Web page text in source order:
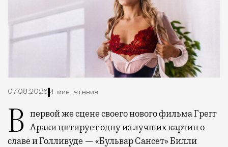
07.08.2026 4 мин. чтения
В первой же сцене своего нового фильма Грегг Араки цитирует одну из лучших картин о
славе и Голливуде — «Бульвар Сансет» Билли